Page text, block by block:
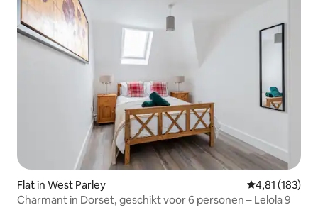
Flat in West Parley Gemiddelde
4,81 (183)
Charmant in Dorset, geschikt voor 6 personen – Lelola 9